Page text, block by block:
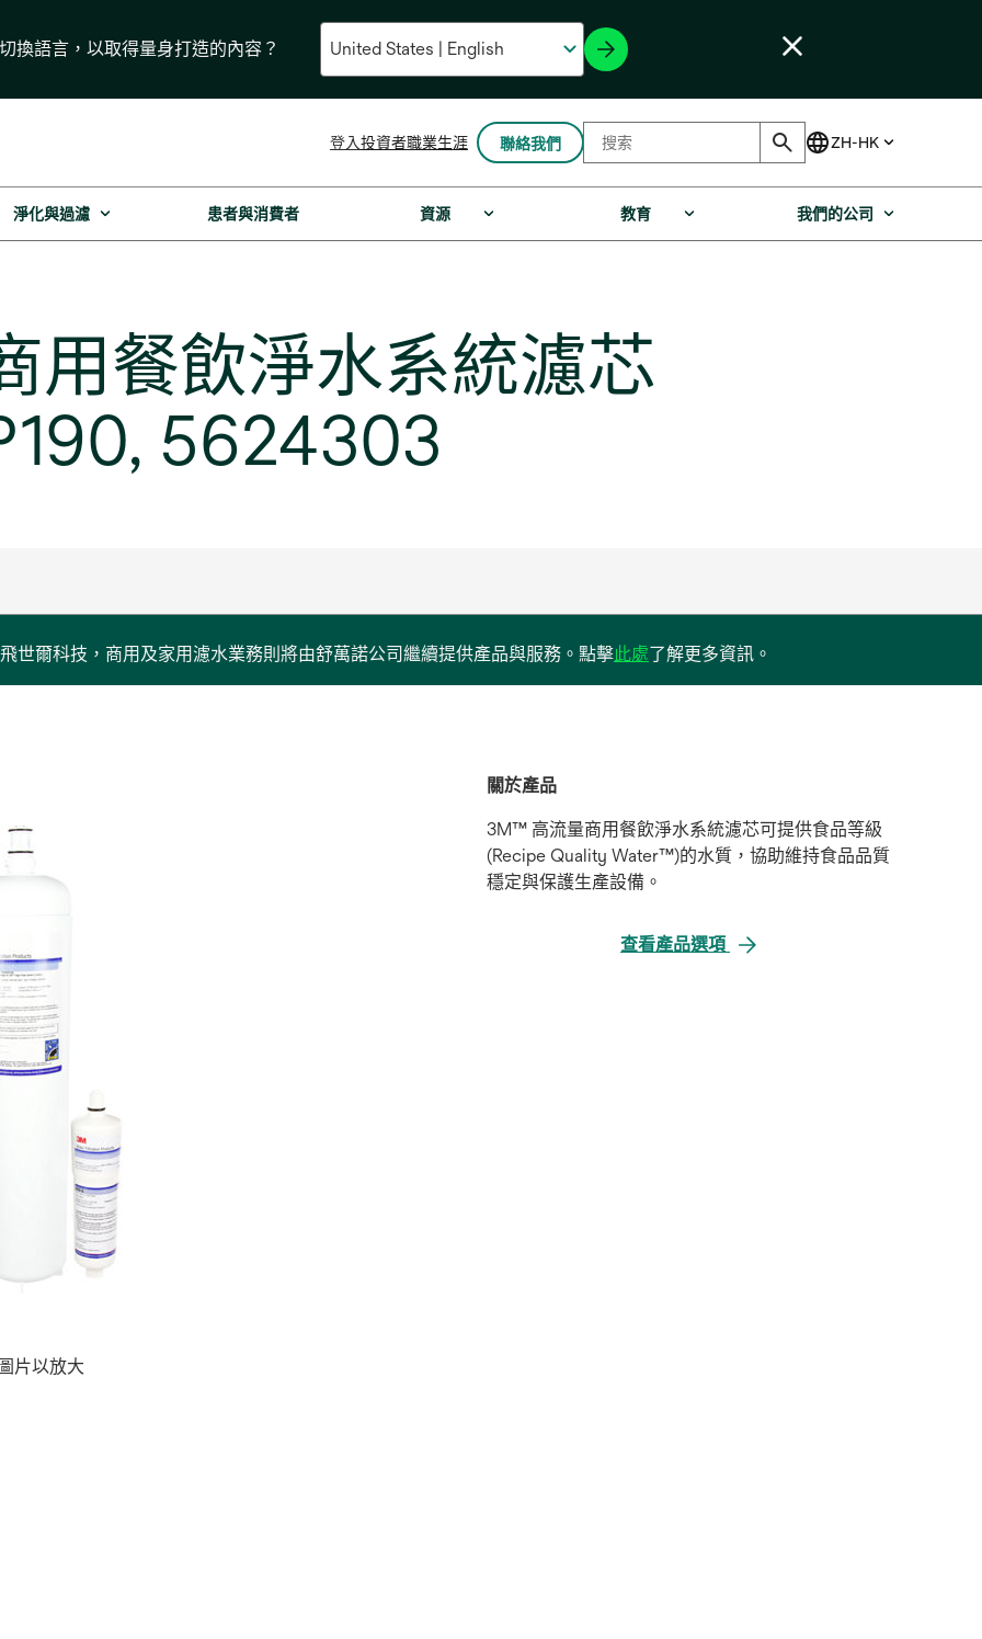
換語言，以取得量身打造的內容？
登入投資者opens
a
new
職業生涯 聯絡我們
淨化與過濾 患者與消費者 資源 教育 我們的公司
用餐飲淨水系統濾芯
5624303
世爾科技，商用及家用濾水業務則將由舒萬諾公司繼續提供產品與服務。點擊此處opens
了解更多資訊。
片以放大
關於產品
3M™ 高流量商用餐飲淨水系統濾芯可提供食品等級
(Recipe Quality Water™)的水質，協助維持食品品質
穩定與保護生產設備。
查看產品選項